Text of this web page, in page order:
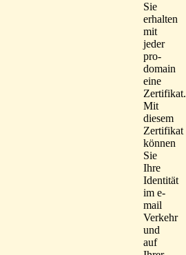
Sie
erhalten
mit
jeder
pro-
domain
eine
Zertifikat.
Mit
diesem
Zertifikat
können
Sie
Ihre
Identität
im e-
mail
Verkehr
und
auf